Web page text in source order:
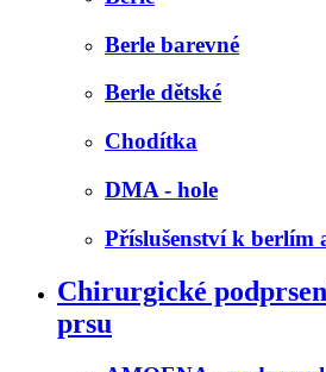
Berle barevné
Berle dětské
Chodítka
DMA - hole
Příslušenství k berlím
Chirurgické
prsu